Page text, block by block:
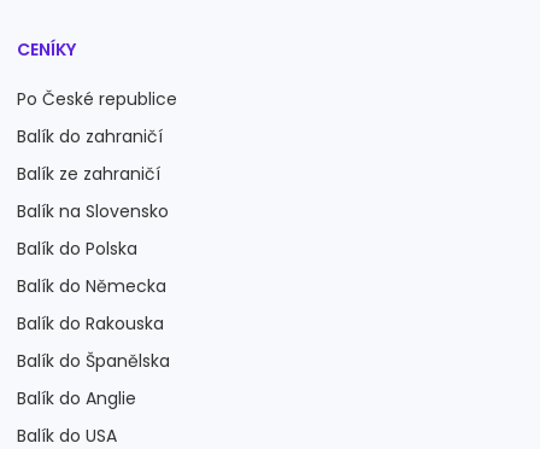
CENÍKY
Po České republice
Balík do zahraničí
Balík ze zahraničí
Balík na Slovensko
Balík do Polska
Balík do Německa
Balík do Rakouska
Balík do Španělska
Balík do Anglie
Balík do USA